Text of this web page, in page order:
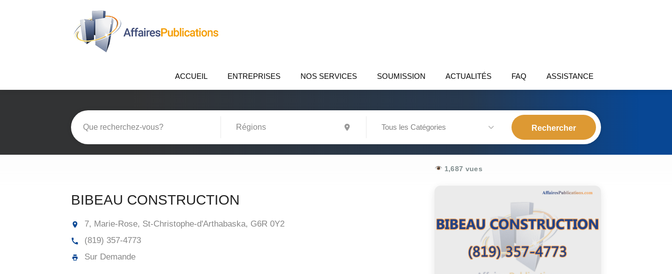
ACCUEIL ENTREPRISES NOS SERVICES SOUMISSION ACTUALITÉS FAQ ASSISTANCE
Tous les Catégories
BIBEAU CONSTRUCTION
7, Marie-Rose, St-Christophe-d'Arthabaska, G6R 0Y2
(819) 357-4773
Sur Demande
1,687 vues